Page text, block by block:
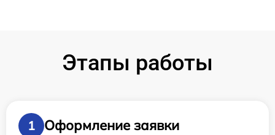
Этапы работы
1
Оформление заявки